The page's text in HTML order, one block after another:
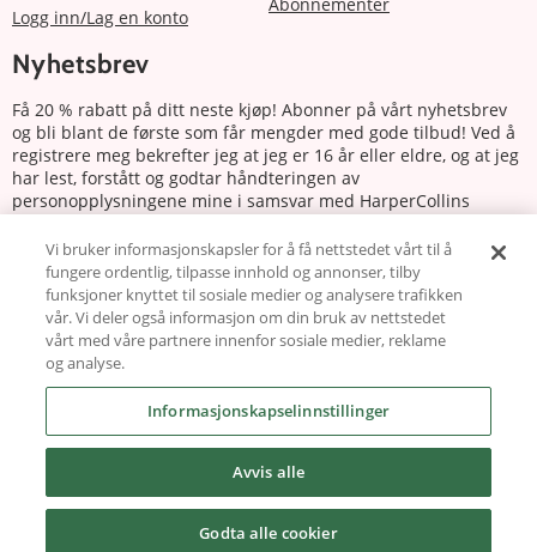
Logg inn/Lag en konto
Nyhetsbrev
Få 20 % rabatt på ditt neste kjøp! Abonner på vårt nyhetsbrev
og bli blant de første som får mengder med gode tilbud! Ved å
registrere meg bekrefter jeg at jeg er 16 år eller eldre, og at jeg
har lest, forstått og godtar håndteringen av
personopplysningene mine i samsvar med HarperCollins
Abonnere
Følg oss
Copyright © 2026 harlequin.no
Powered by Carismar
Vi bruker informasjonskapsler for å få nettstedet vårt til å
fungere ordentlig, tilpasse innhold og annonser, tilby
funksjoner knyttet til sosiale medier og analysere trafikken
vår. Vi deler også informasjon om din bruk av nettstedet
vårt med våre partnere innenfor sosiale medier, reklame
og analyse.
Informasjonskapselinnstillinger
Avvis alle
Godta alle cookier